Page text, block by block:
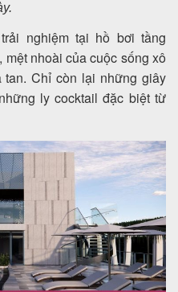
nghiệm tại hồ bơi tầng
nhoài của cuộc sống xô
Chỉ còn lại những giây
ly cocktail đặc biệt từ